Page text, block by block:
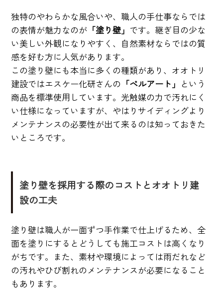
独特のやわらかな風合いや、職人の手仕事ならでは
の表情が魅力なのが 「塗り壁」 です。継ぎ目の少な
い美しい外観になりやすく、自然素材ならではの質
感を好む方に人気があります。
この塗り壁にも本当に多くの種類があり、オオトリ
建設ではエスケー化研さんの 「ベルアート」 という
商品を標準使用しています。光触媒の力で汚れにく
い仕様になっていますが、やはりサイディングより
メンテナンスの必要性が出て来るのは知っておきた
いところです。
塗り壁を採用する際のコストとオオトリ建
設の工夫
塗り壁は職人が一面ずつ手作業で仕上げるため、全
面を塗りにするとどうしても施工コストは高くなり
がちです。また、素材や環境によっては雨だれなど
の汚れやひび割れのメンテナンスが必要になること
もあります。